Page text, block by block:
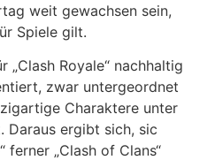
weit gewachsen sein,
Spiele gilt.
„Clash Royale“ nachhaltig
zwar untergeordnet
Charaktere unter
Daraus ergibt sich, sic
ferner „Clash of Clans“